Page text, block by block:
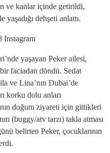
ve kanlar içinde getirildi,
yaşadığı dehşeti anlattı.
yaşayan Peker ailesi,
faciadan döndü. Sedat
ve Lina’nın Dubai’de
korku dolu anları
doğum ziyareti için gittikleri
(buggy/atv tarzı) takla atması
belirten Peker, çocuklarının